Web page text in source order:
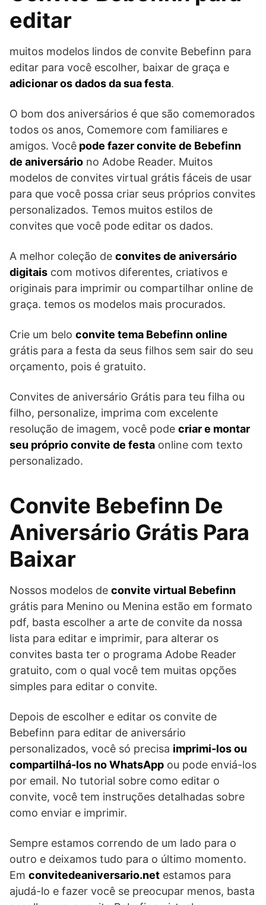
editar
muitos modelos lindos de convite Bebefinn para
editar para você escolher, baixar de graça e
adicionar os dados da sua festa.
O bom dos aniversários é que são comemorados
todos os anos, Comemore com familiares e
amigos. Você pode fazer convite de Bebefinn
de aniversário no Adobe Reader. Muitos
modelos de convites virtual grátis fáceis de usar
para que você possa criar seus próprios convites
personalizados. Temos muitos estilos de
convites que você pode editar os dados.
A melhor coleção de convites de aniversário
digitais com motivos diferentes, criativos e
originais para imprimir ou compartilhar online de
graça. temos os modelos mais procurados.
Crie um belo convite tema Bebefinn online
grátis para a festa da seus filhos sem sair do seu
orçamento, pois é gratuito.
Convites de aniversário Grátis para teu filha ou
filho, personalize, imprima com excelente
resolução de imagem, você pode criar e montar
seu próprio convite de festa online com texto
personalizado.
Convite Bebefinn De
Aniversário Grátis Para
Baixar
Nossos modelos de convite virtual Bebefinn
grátis para Menino ou Menina estão em formato
pdf, basta escolher a arte de convite da nossa
lista para editar e imprimir, para alterar os
convites basta ter o programa Adobe Reader
gratuito, com o qual você tem muitas opções
simples para editar o convite.
Depois de escolher e editar os convite de
Bebefinn para editar de aniversário
personalizados, você só precisa imprimi-los ou
compartilhá-los no WhatsApp ou pode enviá-los
por email. No tutorial sobre como editar o
convite, você tem instruções detalhadas sobre
como enviar e imprimir.
Sempre estamos correndo de um lado para o
outro e deixamos tudo para o último momento.
Em convitedeaniversario.net estamos para
ajudá-lo e fazer você se preocupar menos, basta